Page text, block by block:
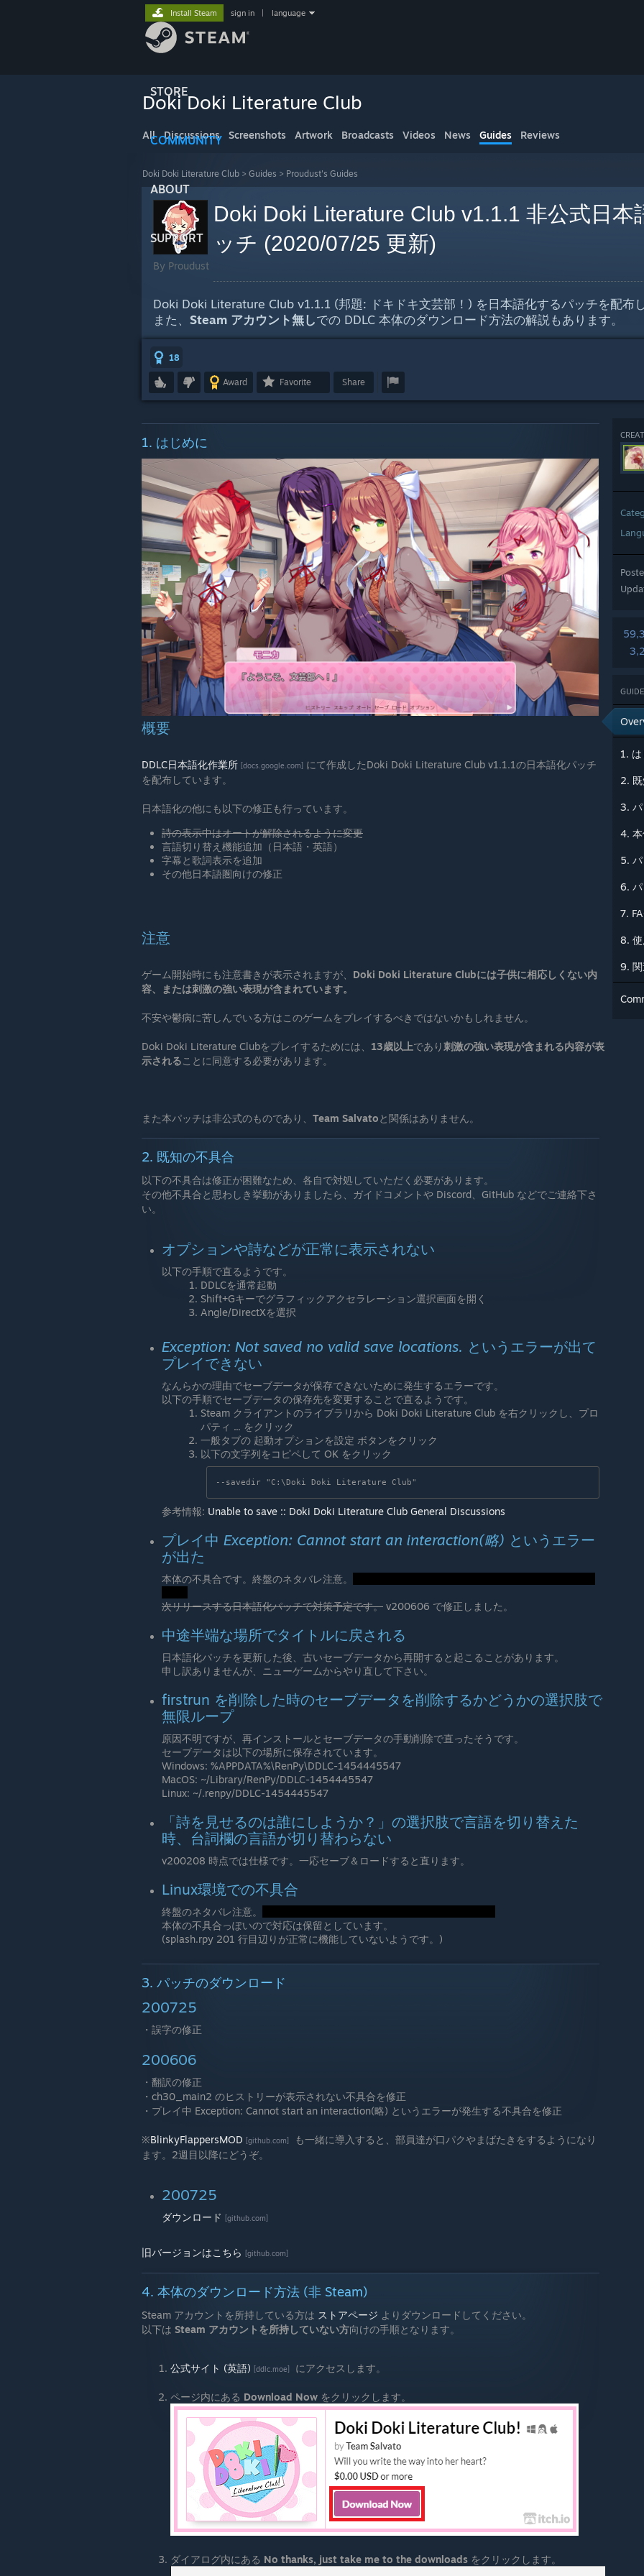
STORE
COMMUNITY
ABOUT
SUPPORT
Install Steam sign in language
Doki Doki Literature Club
All Discussions Screenshots Artwork Broadcasts Videos News Guides Reviews
Doki Doki Literature Club > Guides > Proudust's Guides
Doki Doki Literature Club v1.1.1 非公式日本
ッチ (2020/07/25 更新)
By Proudust
Doki Doki Literature Club v1.1.1 (邦題: ドキドキ文芸部！) を日本語化するパッチを配布し
また、 Steam アカウント無しでの DDLC 本体のダウンロード方法の解説もあります。
18
Award Favorite Share
1. は
2.
3. パ
4. 本
5.
6. パ
7.
8. 使
9. 関
1. はじめに
概要
DDLC日本語化作業所 [docs.google.com] にて作成したDoki Doki Literature Club v1.1.1の日本語化パッチ
を配布しています。
日本語化の他にも以下の修正も行っています。
詩の表示中はオートが解除されるように変更
言語切り替え機能追加（日本語・英語）
字幕と歌詞表示を追加
その他日本語圏向けの修正
注意
ゲーム開始時にも注意書きが表示されますが、 Doki Doki Literature Clubには子供に相応しくない内
容、または刺激の強い表現が含まれています。
不安や鬱病に苦しんでいる方はこのゲームをプレイするべきではないかもしれません。
Doki Doki Literature Clubをプレイするためには、 13歳以上であり刺激の強い表現が含まれる内容が表
示される ことに同意する必要があります。
また本パッチは非公式のものであり、 Team Salvatoと関係はありません。
2. 既知の不具合
以下の不具合は修正が困難なため、各自で対処していただく必要があります。
その他不具合と思わしき挙動がありましたら、ガイドコメントや Discord、GitHub などでご連絡下さ
い。
オプションや詩などが正常に表示されない
以下の手順で直るようです。
DDLCを通常起動
Shift+Gキーでグラフィックアクセラレーション選択画面を開く
Angle/DirectXを選択
Exception: Not saved no valid save locations. というエラーが出て
プレイできない
なんらかの理由でセーブデータが保存できないために発生するエラーです。
以下の手順でセーブデータの保存先を変更することで直るようです。
Steam クライアントのライブラリから Doki Doki Literature Club を右クリックし、プロ
パティ ... をクリック
一般タブの 起動オプションを設定 ボタンをクリック
以下の文字列をコピペして OK をクリック
--savedir "C:\Doki Doki Literature Club"
参考情報: Unable to save :: Doki Doki Literature Club General Discussions
プレイ中 Exception: Cannot start an interaction(略) というエラー
が出た
本体の不具合です。終盤のネタバレ注意。
次リリースする日本語化パッチで対策予定です。 v200606 で修正しました。
中途半端な場所でタイトルに戻される
日本語化パッチを更新した後、古いセーブデータから再開すると起こることがあります。
申し訳ありませんが、ニューゲームからやり直して下さい。
firstrun を削除した時のセーブデータを削除するかどうかの選択肢で
無限ループ
原因不明ですが、再インストールとセーブデータの手動削除で直ったそうです。
セーブデータは以下の場所に保存されています。
Windows: %APPDATA%\RenPy\DDLC-1454445547
MacOS: ~/Library/RenPy/DDLC-1454445547
Linux: ~/.renpy/DDLC-1454445547
「詩を見せるのは誰にしようか？」の選択肢で言語を切り替えた
時、台詞欄の言語が切り替わらない
v200208 時点では仕様です。一応セーブ＆ロードすると直ります。
Linux環境での不具合
終盤のネタバレ注意。
本体の不具合っぽいので対応は保留としています。
(splash.rpy 201 行目辺りが正常に機能していないようです。)
3. パッチのダウンロード
200725
・誤字の修正
200606
・翻訳の修正
・ch30_main2 のヒストリーが表示されない不具合を修正
・プレイ中 Exception: Cannot start an interaction(略) というエラーが発生する不具合を修正
※BlinkyFlappersMOD [github.com]
も一緒に導入すると、部員達が口パクやまばたきをするようになり
ます。2週目以降にどうぞ。
200725
ダウンロード [github.com]
旧バージョンはこちら [github.com]
4. 本体のダウンロード方法 (非 Steam)
Steam アカウントを所持している方は ストアページ よりダウンロードしてください。
以下は Steam アカウントを所持していない方向けの手順となります。
公式サイト (英語) [ddlc.moe] にアクセスします。
ページ内にある Download Now をクリックします。
ダイアログ内にある No thanks, just take me to the downloads をクリックします。